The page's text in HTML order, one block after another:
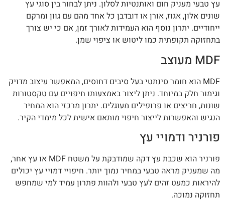
עץ טבעי מעניק חום ואותנטיות לסלון. ניתן לבחור בין סוגי עץ
שונים אלון, אגוז, אורן או דובדבן כל אחד מהם עם גוון ומרקם
ייחודיים. יתרון נוסף הוא העמידות לאורך זמן, אם כי יש צורך
בתחזוקה תקופתית כמו ליטוש או ציפוי שמן.
MDF מעוצב
MDF הוא חומר סינתטי בעל סיבים דחוסים, המאפשר עיצוב מדויק
וגימור חלק במיוחד. ניתן ליצור באמצעותו חיפויים עם טקסטורות
שונות, חריצים או פרופילים מעוגלים. יתרון מרכזי הוא המחיר
הנגיש והאפשרות לייצור חיפוי מותאם אישית לכל מימדי הקיר.
פורניר ודמויי עץ
פורניר הוא שכבת עץ דקה שמודבקת על משטח MDF או עץ אחר,
מה שמעניק מראה טבעי במחיר נמוך יותר. חיפויי דמויי עץ יכולים
להיראות כמעט זהים לעץ טבעי ולהוות פתרון עמיד למי שמחפש
תחזוקה נמוכה.